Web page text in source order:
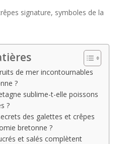
signature, symboles de la
de mer incontournables
?
sublime-t-elle poissons
?
des galettes et crêpes
bretonne ?
et salés complètent